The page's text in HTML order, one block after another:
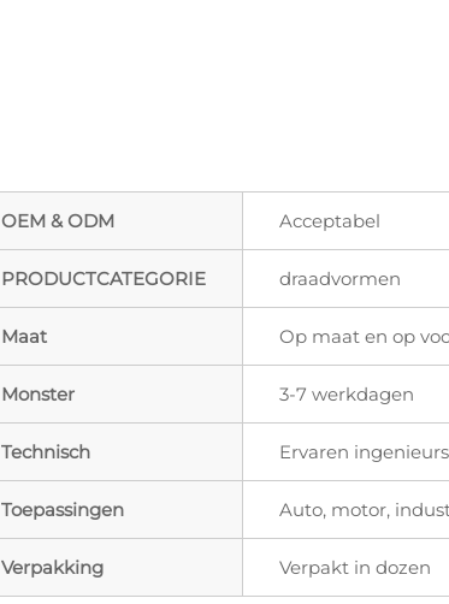
OEM & ODM Acceptabel
PRODUCTCATEGORIE draadvormen
Maat Op maat en op
Monster 3-7 werkdagen
Technisch Ervaren
Toepassingen Auto, motor,
Verpakking Verpakt in dozen